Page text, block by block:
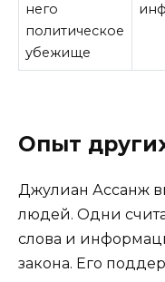
него
политическое
убежище
Опыт
Джулиан Ассанж
людей. Одни
слова и
закона. Его